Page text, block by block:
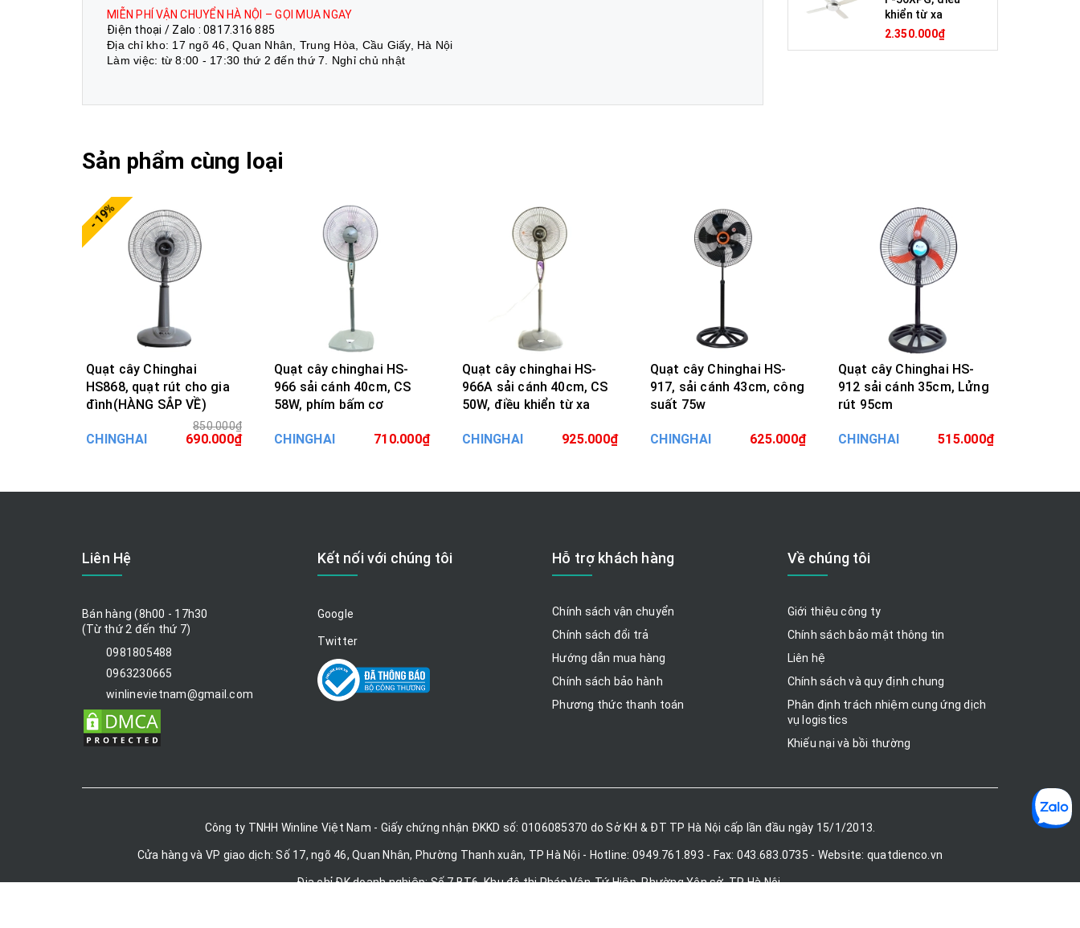
MIỄN PHÍ VẬN CHUYỂN HÀ NỘI – GỌI MUA NGAY
Điện thoại / Zalo : 0817.316 885
Địa chỉ kho: 17 ngõ 46, Quan Nhân, Trung Hòa, Cầu Giấy, Hà Nội
Làm việc: từ 8:00 - 17:30 thứ 2 đến thứ 7. Nghỉ chủ nhật
khiển từ xa
2.350.000₫
Sản phẩm cùng loại
- 19%
Quạt cây Chinghai
HS868, quạt rút cho gia
đình(HÀNG SẮP VỀ)
CHINGHAI
850.000₫
690.000₫
MUA HÀNG
Quạt cây chinghai HS-
966 sải cánh 40cm, CS
58W, phím bấm cơ
CHINGHAI 710.000₫
Quạt cây chinghai HS-
966A sải cánh 40cm, CS
50W, điều khiển từ xa
CHINGHAI 925.000₫
Quạt cây Chinghai HS-
917, sải cánh 43cm, công
suất 75w
CHINGHAI 625.000₫
Quạt cây Chinghai HS-
912 sải cánh 35cm, Lửng
rút 95cm
CHINGHAI 515.000₫
Liên Hệ
Bán hàng (8h00 - 17h30
(Từ thứ 2 đến thứ 7)
0981805488
0963230665
winlinevietnam@gmail.com
Kết nối với chúng tôi
Google
Twitter
Hỗ trợ khách hàng
Chính sách vận chuyển
Chính sách đổi trả
Hướng dẫn mua hàng
Chính sách bảo hành
Phương thức thanh toán
Về chúng tôi
Giới thiệu công ty
Chính sách bảo mật thông tin
Liên hệ
Chính sách và quy định chung
Phân định trách nhiệm cung ứng dịch
vụ logistics
Khiếu nại và bồi thường
Công ty TNHH Winline Việt Nam - Giấy chứng nhận ĐKKD số: 0106085370 do Sở KH & ĐT TP Hà Nội cấp lần đầu ngày 15/1/2013.
Cửa hàng và VP giao dịch: Số 17, ngõ 46, Quan Nhân, Phường Thanh xuân, TP Hà Nội - Hotline: 0949.761.893 - Fax: 043.683.0735 - Website: quatdienco.vn
Địa chỉ ĐK doanh nghiệp: Số 7 BT6, Khu đô thị Pháp Vân-Tứ Hiệp, Phường Yên sở, TP Hà Nội.